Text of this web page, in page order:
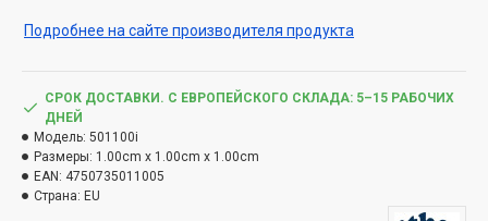
Подробнее на сайте производителя продукта
СРОК ДОСТАВКИ. С ЕВРОПЕЙСКОГО СКЛАДА: 5–15 РАБОЧИХ
ДНЕЙ
Модель: 501100i
Размеры: 1.00cm x 1.00cm x 1.00cm
EAN: 4750735011005
Страна: EU